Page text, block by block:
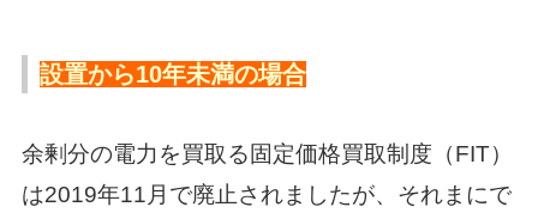
設置から10年未満の場合
余剰分の電力を買取る固定価格買取制度（FIT）
は2019年11月で廃止されましたが、それまにで